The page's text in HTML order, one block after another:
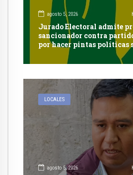
agosto 5, 2026
Jurado Electoral admite
sancionador contra
por hacer pintas políticas
autorización en Cayma
LOCALES
agosto 5, 2026